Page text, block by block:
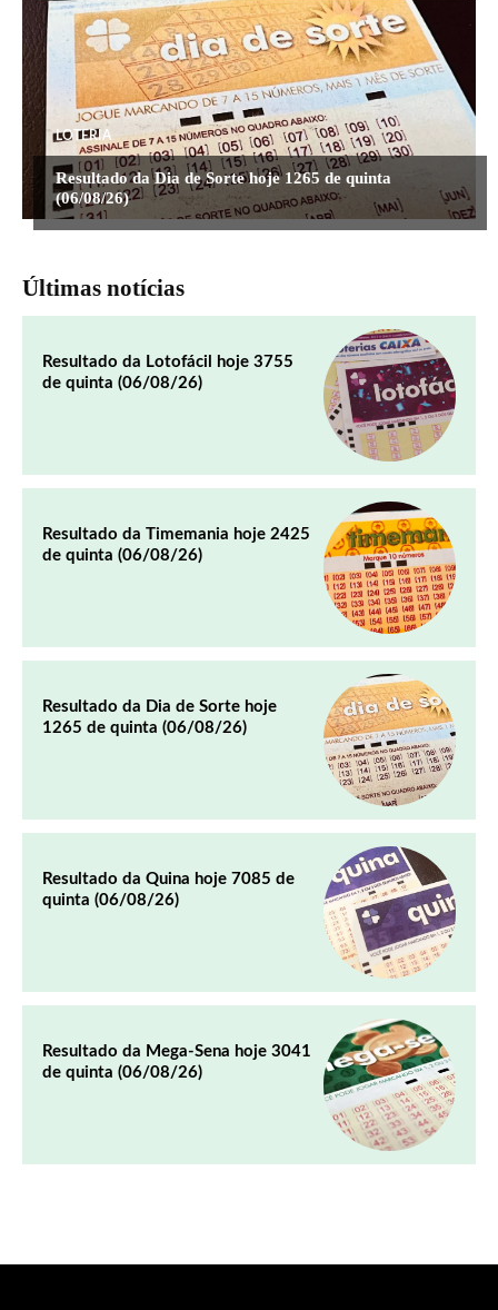
LOTERIA
Resultado da Dia de Sorte hoje 1265 de quinta
(06/08/26)
Últimas notícias
Resultado da Lotofácil hoje 3755
de quinta (06/08/26)
Resultado da Timemania hoje 2425
de quinta (06/08/26)
Resultado da Dia de Sorte hoje
1265 de quinta (06/08/26)
Resultado da Quina hoje 7085 de
quinta (06/08/26)
Resultado da Mega-Sena hoje 3041
de quinta (06/08/26)